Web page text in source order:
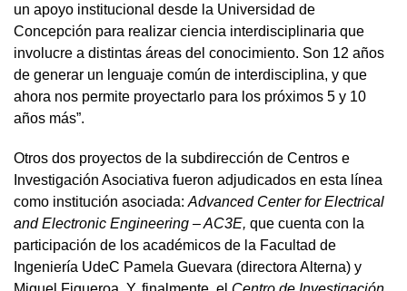
un apoyo institucional desde la Universidad de
Concepción para realizar ciencia interdisciplinaria que
involucre a distintas áreas del conocimiento. Son 12 años
de generar un lenguaje común de interdisciplina, y que
ahora nos permite proyectarlo para los próximos 5 y 10
años más”.
Otros dos proyectos de la subdirección de Centros e
Investigación Asociativa fueron adjudicados en esta línea
como institución asociada: Advanced Center for Electrical
and Electronic Engineering – AC3E, que cuenta con la
participación de los académicos de la Facultad de
Ingeniería UdeC Pamela Guevara (directora Alterna) y